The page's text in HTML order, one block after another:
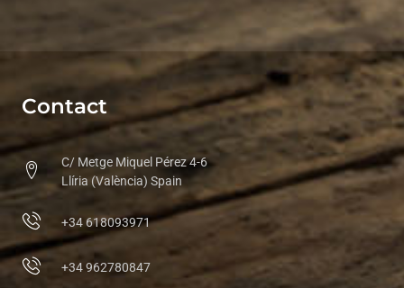
Contact
C/ Metge Miquel Pérez 4-6
Llíria (València) Spain
+34 618093971
+34 962780847